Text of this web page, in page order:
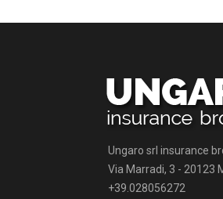
Ungaro srl insurance
Via Marradi, 3 - 20123
+39.028056272